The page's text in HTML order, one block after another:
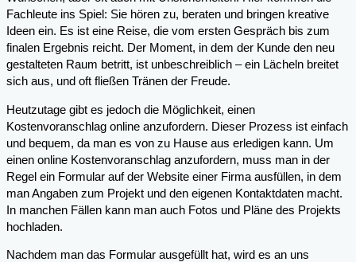
Fachleute ins Spiel: Sie hören zu, beraten und bringen kreative
Ideen ein. Es ist eine Reise, die vom ersten Gespräch bis zum
finalen Ergebnis reicht. Der Moment, in dem der Kunde den neu
gestalteten Raum betritt, ist unbeschreiblich – ein Lächeln breitet
sich aus, und oft fließen Tränen der Freude.
Heutzutage gibt es jedoch die Möglichkeit, einen
Kostenvoranschlag online anzufordern. Dieser Prozess ist einfach
und bequem, da man es von zu Hause aus erledigen kann. Um
einen online Kostenvoranschlag anzufordern, muss man in der
Regel ein Formular auf der Website einer Firma ausfüllen, in dem
man Angaben zum Projekt und den eigenen Kontaktdaten macht.
In manchen Fällen kann man auch Fotos und Pläne des Projekts
hochladen.
Nachdem man das Formular ausgefüllt hat, wird es an uns